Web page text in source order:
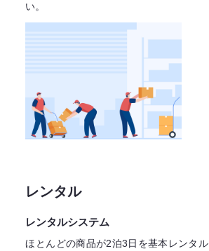
い。
レンタル
レンタルシステム
ほとんどの商品が2泊3日を基本レンタル